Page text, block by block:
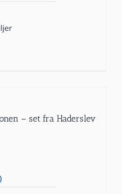
– set fra Haderslev